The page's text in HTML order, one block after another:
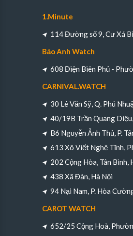
1.Minute
114 Đường số 9, Cư Xá
Bảo Anh Watch
608 Điện Biên Phủ -
CARNIVAL.WATCH
30 Lê Văn Sỹ, Q. Phú
40/19B Trần Quang
B6 Nguyễn Ảnh Thủ, P.
613 Xô Viết Nghệ Tĩnh,
202 Cộng Hòa, Tân Bình,
438 Xã Đàn, Hà Nội
94 Nại Nam, P. Hòa
CAROT WATCH
652/25 Cộng Hoà,